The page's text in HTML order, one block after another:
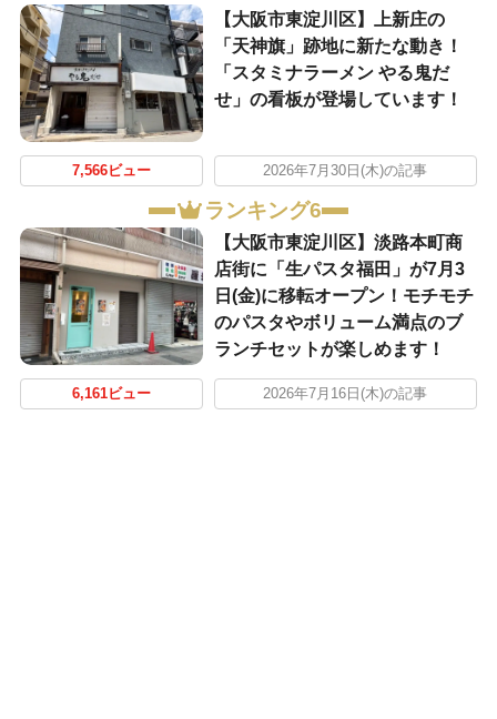
【大阪市東淀川区】上新庄の
「天神旗」跡地に新たな動き！
「スタミナラーメン やる鬼だ
せ」の看板が登場しています！
7,566ビュー 2026年7月30日(木)の記事
ランキング6
【大阪市東淀川区】淡路本町商
店街に「生パスタ福田」が7月3
日(金)に移転オープン！モチモチ
のパスタやボリューム満点のブ
ランチセットが楽しめます！
6,161ビュー 2026年7月16日(木)の記事